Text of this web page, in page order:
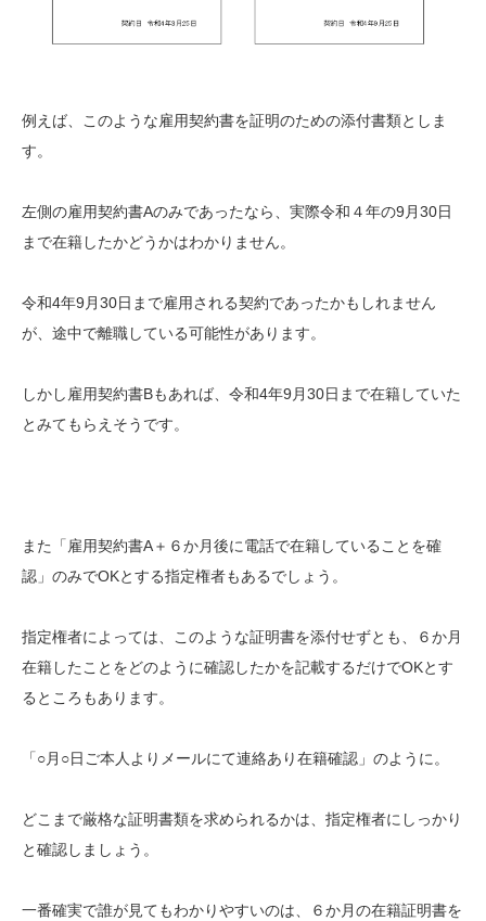
例えば、このような雇用契約書を証明のための添付書類としま
す。
左側の雇用契約書Aのみであったなら、実際令和４年の9月30日
まで在籍したかどうかはわかりません。
令和4年9月30日まで雇用される契約であったかもしれません
が、途中で離職している可能性があります。
しかし雇用契約書Bもあれば、令和4年9月30日まで在籍していた
とみてもらえそうです。
また「雇用契約書A＋６か月後に電話で在籍していることを確
認」のみでOKとする指定権者もあるでしょう。
指定権者によっては、このような証明書を添付せずとも、６か月
在籍したことをどのように確認したかを記載するだけでOKとす
るところもあります。
「○月○日ご本人よりメールにて連絡あり在籍確認」のように。
どこまで厳格な証明書類を求められるかは、指定権者にしっかり
と確認しましょう。
一番確実で誰が見てもわかりやすいのは、６か月の在籍証明書を